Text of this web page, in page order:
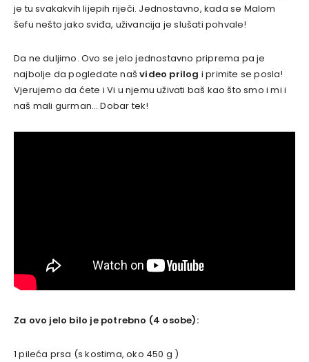
je tu svakakvih lijepih riječi. Jednostavno, kada se Malom
šefu nešto jako sviđa, uživancija je slušati pohvale!
Da ne duljimo. Ovo se jelo jednostavno priprema pa je
najbolje da pogledate našvideo prilog i primite se posla!
Vjerujemo da ćete i Vi u njemu uživati baš kao što smo i mi i
naš mali gurman… Dobar tek!
Za ovo jelo bilo je potrebno (4 osobe):
1 pileća prsa (s kostima, oko 450 g )